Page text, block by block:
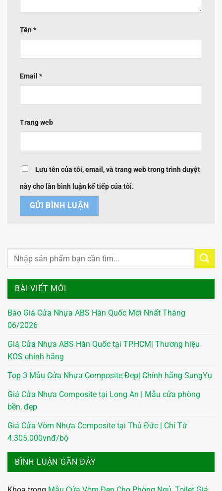
BÀI VIẾT MỚI
Báo Giá Cửa Nhựa ABS Hàn Quốc Mới Nhất Tháng
06/2026
Giá Cửa Nhựa ABS Hàn Quốc tại TP.HCM| Thương hiệu
KOS chính hãng
Top 3 Mẫu Cửa Nhựa Composite Đẹp| Chính hãng SungYu
Giá Cửa Nhựa Composite tại Long An | Mẫu cửa phòng
bền, đẹp
Giá Cửa Vòm Nhựa Composite tại Thủ Đức | Chỉ Từ
4.305.000vnđ/bộ
BÌNH LUẬN GẦN ĐÂY
Tên *
Email *
Trang web
Lưu tên của tôi, email, và trang web trong trình duyệt
này cho lần bình luận kế tiếp của tôi.